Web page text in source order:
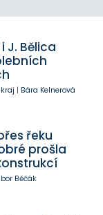
J. Bělica
| Bára Kelnerová
řeku
prošla
Běčák